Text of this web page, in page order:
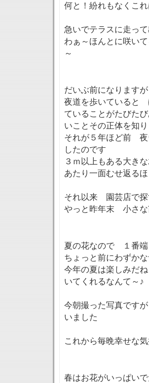
何と！紛れもなくこ
急いでテラスに走って
わぁ～ほんとに咲い
～
だいぶ前になりますが
夜道を歩いていると
ていることがたびた
いことその正体を知
それが５年ほど前 夜
したのです
３ｍ以上もある大き
あたり一面むせ返る
それ以来 園芸店で
やっと昨年末 小さな
夏の花なので １番端
ちょっと前にわずか
今年の夏は楽しみだ
いてくれるなんて～♪
今朝撮った写真です
いました
これから毎晩幸せな
春はお花がいっぱい